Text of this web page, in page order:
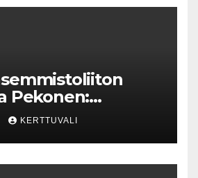
Pekonen:
luo
KERTTUVALI